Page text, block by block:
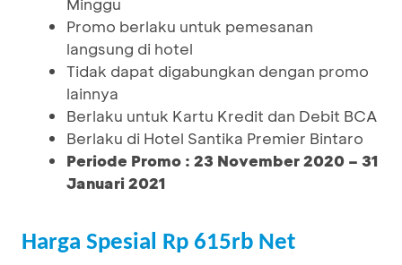
Promo berlaku untuk pemesanan
langsung di hotel
Tidak dapat digabungkan dengan promo
lainnya
Berlaku untuk Kartu Kredit dan Debit BCA
Berlaku di Hotel Santika Premier Bintaro
Periode Promo : 23 November 2020 – 31
Januari 2021
Harga Spesial Rp 615rb Net